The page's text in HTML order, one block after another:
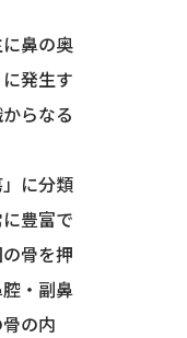
鼻の奥
発生す
らなる
に分類
豊富で
骨を押
・副鼻
の内